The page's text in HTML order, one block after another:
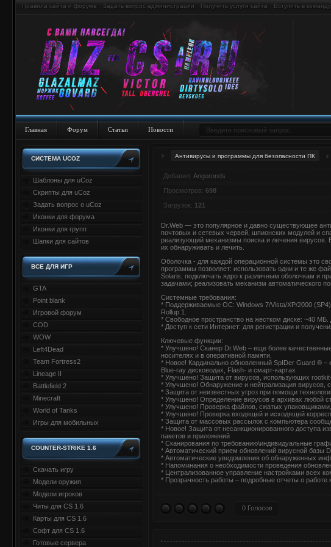
Правила сайта и форума Задать вопрос администрации Получить услуги сайта Вступить в
Главная Форум Статьи Новости
СИСТЕМА UCOZ
Шаблоны для uCoz
Скрипты для uCoz
Задать вопрос о uCoz
Иконки для форума
Иконки для групп
Шапки для сайтов
ВСЕ ДЛЯ ИГР
GTA
Point blank
Игровой форум
COD
WOW
Left4Dead
Team Fortress2
Lineage II
Battlefield 2
Minecraft
World of Tanks
Игры для мобильных
COUNTER-STRIKE 1.6
Скачать игру
Модели оружия
Модели игроков
Читы для CS 1.6
Карты для CS 1.6
Софт для CS 1.6
Готовые сервера
Антивирусы и программы для безопасности ПК
Добавил: Angoronds
Просмотров: 698
Загрузок: 121
Dr.Web — это популярное и давно существующее
почтовых и сетевых червей, шпионских модулей и
реализующий механизмы поиска и лечения вирусов.
их обнаруживать и лечить.
Оболочка - для каждой операционной системы это
программы позволяет: использовать одни и те же
Solaris; подключать ядро к различным оболочкам и
задачами; реализовать механизм автоматического
Системные требования:
* Поддерживаемые ОС: Windows 7/Vista/XP/2000
Rollup 1.
* Свободное пространство на жестком диске: ~40
* Доступ к сети Интернет: для регистрации и
Ключевые функции:
* Улучшено! Сканер Dr.Web – еще более
носителях и в оперативной памяти.
* Новое! Кардинально обновленный SpIDer Guard ®
Blue-ray дисководах, Flash- и смарт-картах
* Улучшено! Защита от вирусов, использующих
* Улучшено! Обнаружение и нейтрализация
* Защита от неизвестных угроз при помощи
* Улучшено! Определение вирусов в архивах любой
* Улучшено! Проверка файлов, сжатых
* Улучшено! Проверка входящей и исходящей
* Защита от массовых рассылок с компьютера
* Новое! Защита от несанкционированного доступа
пакетов и приложений
* Сканирования по требованию\индивидуальные
* Автоматический прием обновлений вирусной базы
* Автоматические уведомления об обнаруженных
* Напоминания о необходимости проведения
* Централизованное управление настройками всех
* Прозрачность работы – подробные отчеты о работе
0 Голосов